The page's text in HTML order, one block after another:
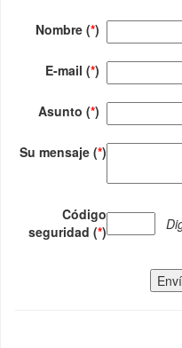
Nombre (*)
E-mail (*)
Asunto (*)
Su mensaje (*)
Código
seguridad (*)